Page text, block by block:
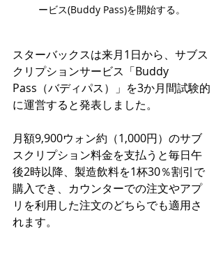
ービス(Buddy Pass)を開始する。
スターバックスは来月1日から、サブス
クリプションサービス「Buddy
Pass（バディパス）」を3か月間試験的
に運営すると発表しました。
月額9,900ウォン約（1,000円）のサブ
スクリプション料金を支払うと毎日午
後2時以降、製造飲料を1杯30％割引で
購入でき、カウンターでの注文やアプ
リを利用した注文のどちらでも適用さ
れます。